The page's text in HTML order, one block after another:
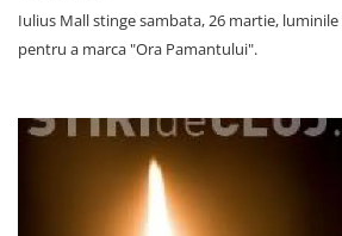
Iulius Mall stinge sambata, 26 martie, luminile
pentru a marca "Ora Pamantului".